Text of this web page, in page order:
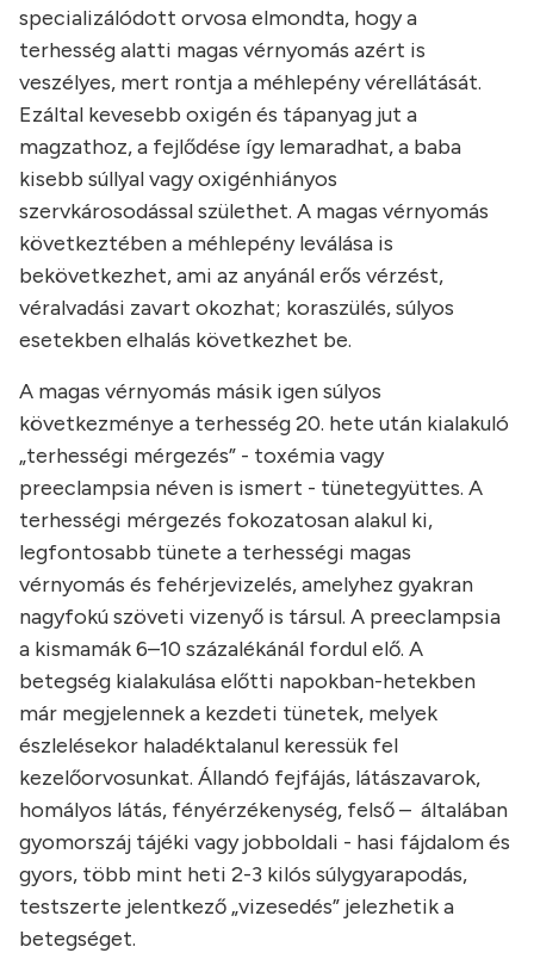
specializálódott orvosa elmondta, hogy a
terhesség alatti magas vérnyomás azért is
veszélyes, mert rontja a méhlepény vérellátását.
Ezáltal kevesebb oxigén és tápanyag jut a
magzathoz, a fejlődése így lemaradhat, a baba
kisebb súllyal vagy oxigénhiányos
szervkárosodással születhet. A magas vérnyomás
következtében a méhlepény leválása is
bekövetkezhet, ami az anyánál erős vérzést,
véralvadási zavart okozhat; koraszülés, súlyos
esetekben elhalás következhet be.
A magas vérnyomás másik igen súlyos
következménye a terhesség 20. hete után kialakuló
„terhességi mérgezés” - toxémia vagy
preeclampsia néven is ismert - tünetegyüttes. A
terhességi mérgezés fokozatosan alakul ki,
legfontosabb tünete a terhességi magas
vérnyomás és fehérjevizelés, amelyhez gyakran
nagyfokú szöveti vizenyő is társul. A preeclampsia
a kismamák 6–10 százalékánál fordul elő. A
betegség kialakulása előtti napokban-hetekben
már megjelennek a kezdeti tünetek, melyek
észlelésekor haladéktalanul keressük fel
kezelőorvosunkat. Állandó fejfájás, látászavarok,
homályos látás, fényérzékenység, felső – általában
gyomorszáj tájéki vagy jobboldali - hasi fájdalom és
gyors, több mint heti 2-3 kilós súlygyarapodás,
testszerte jelentkező „vizesedés” jelezhetik a
betegséget.